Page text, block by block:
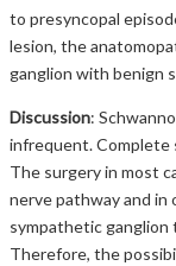
to presyncopal
lesion, the
ganglion with benign
Discussion:
infrequent. Complete
The surgery in most
nerve pathway and in
sympathetic ganglion
Therefore, the